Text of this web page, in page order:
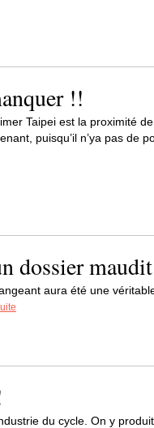
!!
Taipei est la proximité
puisqu’il n’ya pas de
dossier
aura été une
du cycle. On y